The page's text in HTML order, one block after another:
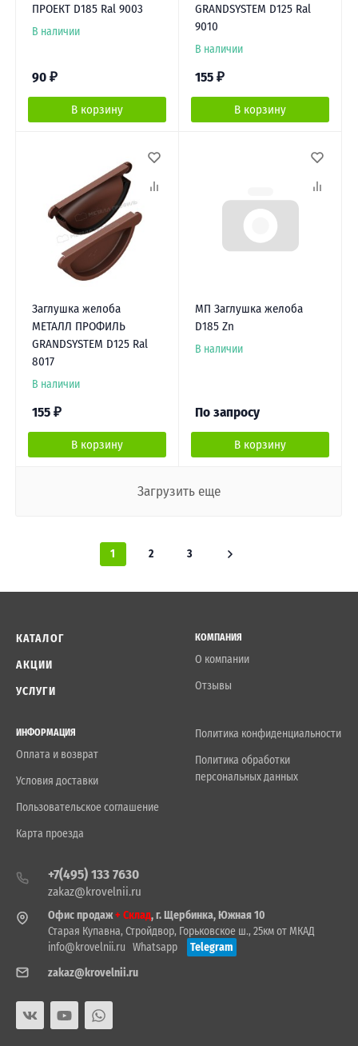
ПРОЕКТ D185 Ral 9003
В наличии
90 ₽
В корзину
GRANDSYSTEM D125 Ral
9010
В наличии
155 ₽
В корзину
Заглушка желоба
МЕТАЛЛ ПРОФИЛЬ
GRANDSYSTEM D125 Ral
8017
В наличии
155 ₽
В корзину
МП Заглушка желоба
D185 Zn
В наличии
По запросу
В корзину
Загрузить еще
1 2 3
КАТАЛОГ
АКЦИИ
УСЛУГИ
КОМПАНИЯ
О компании
Отзывы
ИНФОРМАЦИЯ
Оплата и возврат
Условия доставки
Пользовательское соглашение
Карта проезда
Политика конфиденциальности
Политика обработки
персональных данных
+7(495) 133 7630
zakaz@krovelnii.ru
Офис продаж+ Склад, г. Щербинка, Южная 10
Старая Купавна, Стройдвор, Горьковское ш., 25км от МКАД
info@krovelnii.ru Whatsapp
Telegram
zakaz@krovelnii.ru